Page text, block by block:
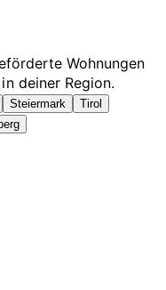
Wohnungen
deiner Region.
Steiermark
Tirol